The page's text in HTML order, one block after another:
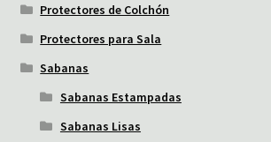
Protectores de Colchón
Protectores para Sala
Sabanas
Sabanas Estampadas
Sabanas Lisas